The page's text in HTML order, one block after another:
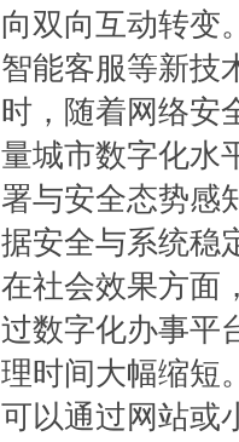
向双向互动转变
智能客服等新技
时，随着网络安
量城市数字化水
署与安全态势感
据安全与系统稳
在社会效果方面
过数字化办事平
理时间大幅缩短
可以通过网站或